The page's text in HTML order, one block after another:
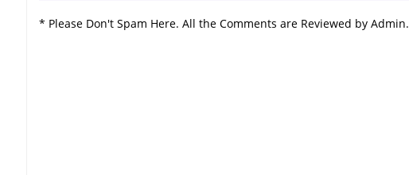
* Please Don't Spam Here. All the Comments are Reviewed by Admin.